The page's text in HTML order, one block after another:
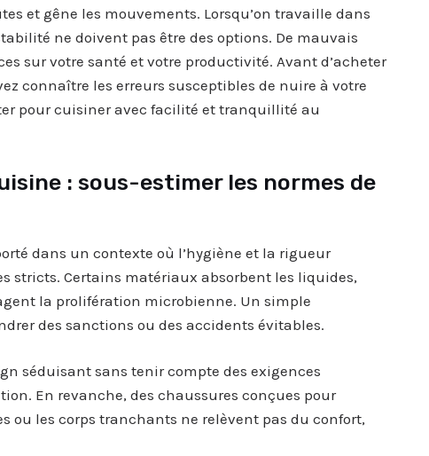
et gêne les mouvements. Lorsqu’on travaille dans
ne doivent pas être des options. De mauvais
sur votre santé et votre productivité. Avant d’acheter
connaître les erreurs susceptibles de nuire à votre
pour cuisiner avec facilité et tranquillité au
: sous-estimer les normes de
dans un contexte où l’hygiène et la rigueur
stricts. Certains matériaux absorbent les liquides,
la prolifération microbienne. Un simple
des sanctions ou des accidents évitables.
séduisant sans tenir compte des exigences
En revanche, des chaussures conçues pour
ou les corps tranchants ne relèvent pas du confort,